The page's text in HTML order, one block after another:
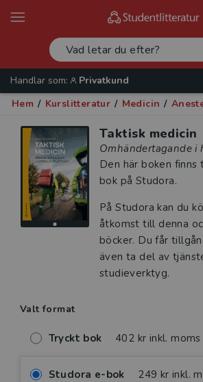
Handlar som:
Privatkund
Hem / Kurslitteratur / Medicin /
Taktisk medicin
Omhändertagande i
Den här boken
bok på Studora.
På Studora kan du
åtkomst till denna
böcker. Du får
även ta del av
studieverktyg.
Valt format
Tryckt bok 402 kr inkl. moms
Studora e-bok 249 kr inkl.